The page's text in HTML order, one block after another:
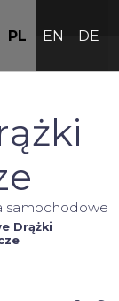
PL EN DE
samochodowe
Drążki